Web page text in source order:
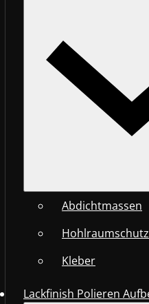
Abdichtmassen
Hohlraumschutz
Kleber
Lackfinish Polieren